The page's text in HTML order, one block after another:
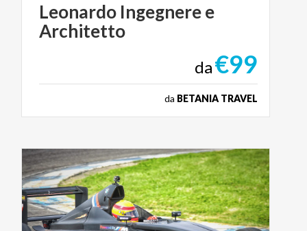
Leonardo Ingegneree
Architetto
da€99
da BETANIA TRAVEL